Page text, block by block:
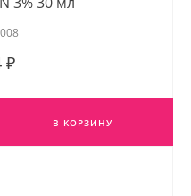
₽
В КОРЗИНУ